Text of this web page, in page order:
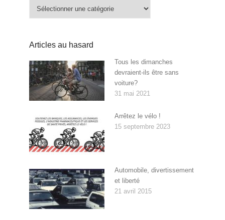
Catégories
Articles au hasard
Tous les dimanches
devraient-ils être sans
voiture?
31 mai 2021
Arrêtez le vélo !
15 septembre 2023
Automobile, divertissement
et liberté
21 avril 2015